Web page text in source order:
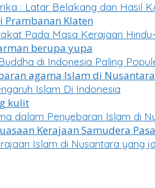
: Latar Belakang dan Hasil
Pada Masa Kerajaan
di Indonesia Paling
Islam Di Indonesia
dalam Penyebaran Islam di
Islam di Nusantara yang